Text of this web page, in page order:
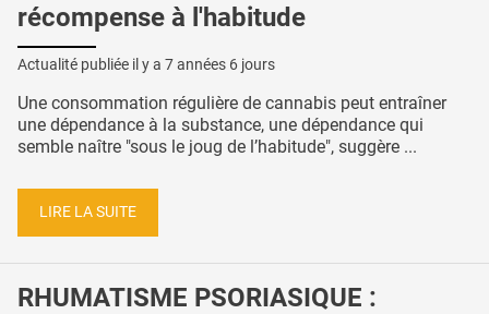
récompense à l'habitude
Actualité publiée il y a 7 années 6 jours
Une consommation régulière de cannabis peut entraîner
une dépendance à la substance, une dépendance qui
semble naître "sous le joug de l’habitude", suggère ...
LIRE LA SUITE
RHUMATISME PSORIASIQUE :